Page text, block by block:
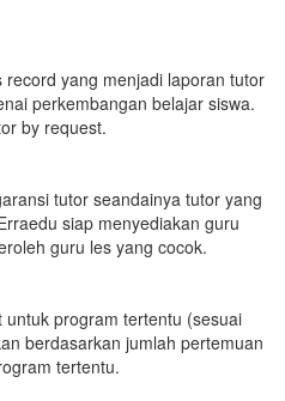
yang menjadi laporan tutor
perkembangan belajar siswa.
by request.
tutor seandainya tutor yang
siap menyediakan guru
guru les yang cocok.
program tertentu (sesuai
berdasarkan jumlah pertemuan
tertentu.